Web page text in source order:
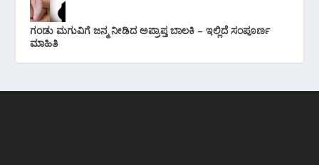
ಗಂಡು ಮಗುವಿಗೆ ಜನ್ಮ ನೀಡಿದ ಅಪ್ರಾಪ್ತ ಬಾಲಕಿ – ಇಲ್ಲಿದೆ ಸಂಪೂರ್ಣ
ಮಾಹಿತಿ